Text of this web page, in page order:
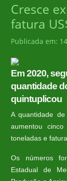
Cresce
fatura
Publicada em:
Em 2020,
quantidade
quintuplicou
A quantidade
aumentou
toneladas e
Os números
Estadual de